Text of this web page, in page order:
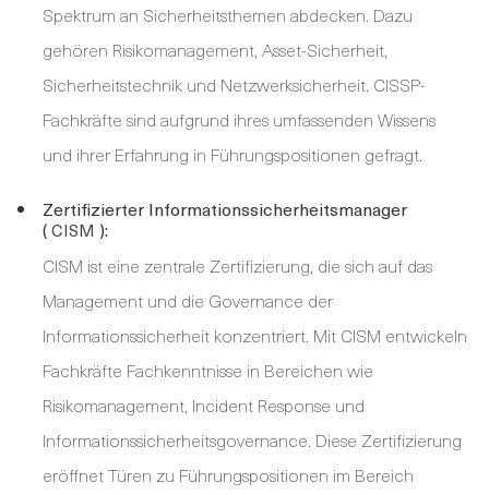
Spektrum an Sicherheitsthemen abdecken. Dazu
gehören Risikomanagement, Asset-Sicherheit,
Sicherheitstechnik und Netzwerksicherheit. CISSP-
Fachkräfte sind aufgrund ihres umfassenden Wissens
und ihrer Erfahrung in Führungspositionen gefragt.
Zertifizierter Informationssicherheitsmanager
(CISM ):
CISM ist eine zentrale Zertifizierung, die sich auf das
Management und die Governance der
Informationssicherheit konzentriert. Mit CISM entwickeln
Fachkräfte Fachkenntnisse in Bereichen wie
Risikomanagement, Incident Response und
Informationssicherheitsgovernance. Diese Zertifizierung
eröffnet Türen zu Führungspositionen im Bereich